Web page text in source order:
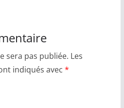
sera pas publiée. Les
indiqués avec *